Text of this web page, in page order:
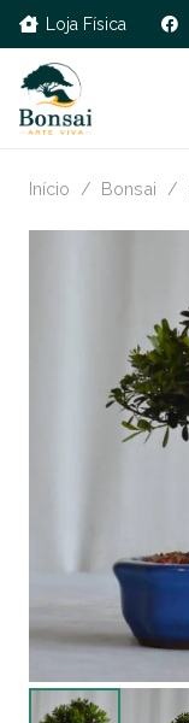
Loja Física
Início / Bonsai /